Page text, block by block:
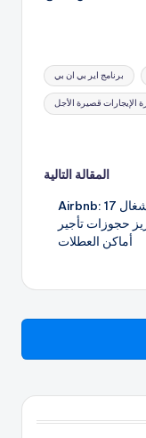
برنامج اير بي ان بي
الإيجارات قصيرة الأجل
المقالة التالية
معدل إشغال Airbnb: 17
حجوزات تأجير
أماكن العطلات